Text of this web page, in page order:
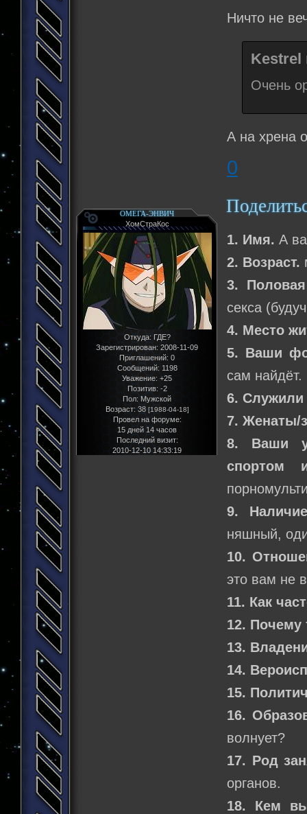
Ничто не
Kestrel
Очень
А на хрена
0
ОМЕГА-ЭНВИЧ
ХомСтраКос
Откуда: ГДЕ?
Зарегистрирован: 2008-11-09
Приглашений: 0
Сообщений: 1198
Уважение: +25
Позитив: -2
Пол: Мужской
Возраст: 38[1988-04-18]
Провел на форуме:
15 дней 14 часов
Последний визит:
2010-12-10 14:33:19
1. Имя. А
2. Возраст.
3.
секса
4. Место
5. Ваши
сам найдёт.
6.
7. Женаты/
8. Ваши
9.
няшный,
10.
это вам не
11. Как
12. Почему
13.
14.
15.
16.
волнует?
17. Род
органов.
18. Кем